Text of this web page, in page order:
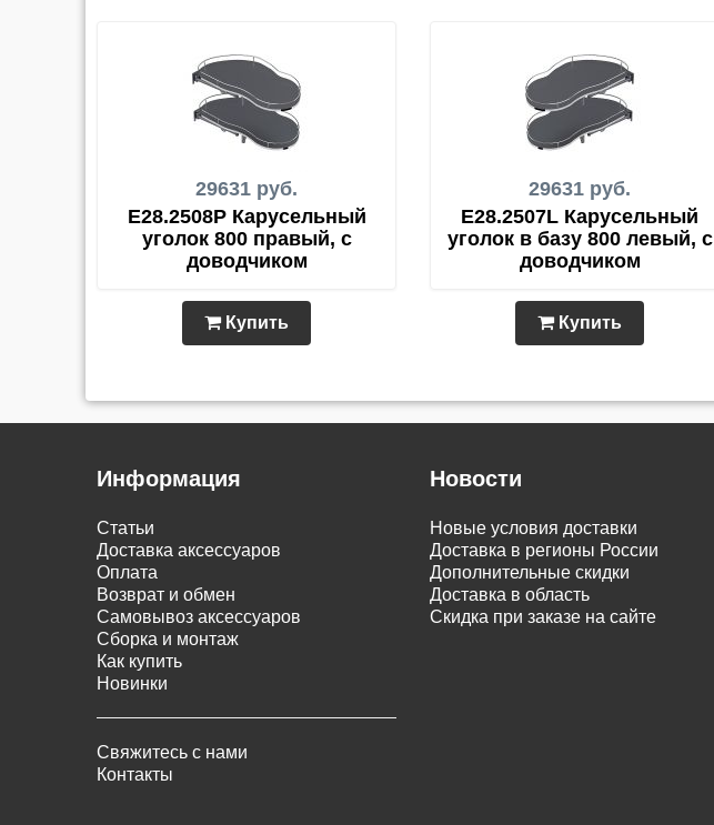
29631 руб.
E28.2508P Карусельный
уголок 800 правый, с
доводчиком
Купить
29631 руб.
E28.2507L Карусельный
уголок в базу 800 левый, с
доводчиком
Купить
Информация
Статьи
Доставка аксессуаров
Оплата
Возврат и обмен
Самовывоз аксессуаров
Сборка и монтаж
Как купить
Новинки
Свяжитесь с нами
Контакты
Новости
Новые условия доставки
Доставка в регионы России
Дополнительные скидки
Доставка в область
Скидка при заказе на сайте